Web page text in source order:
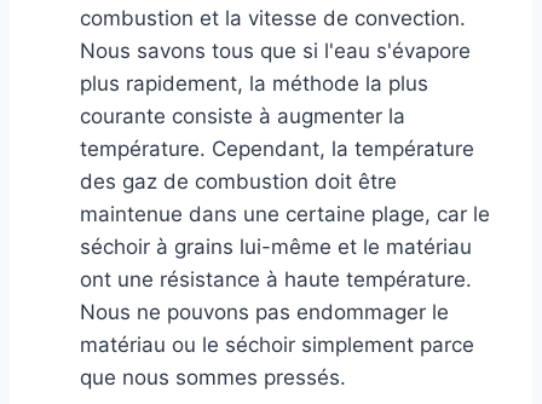
combustion et la vitesse de convection.
Nous savons tous que si l'eau s'évapore
plus rapidement, la méthode la plus
courante consiste à augmenter la
température. Cependant, la température
des gaz de combustion doit être
maintenue dans une certaine plage, car le
séchoir à grains lui-même et le matériau
ont une résistance à haute température.
Nous ne pouvons pas endommager le
matériau ou le séchoir simplement parce
que nous sommes pressés.